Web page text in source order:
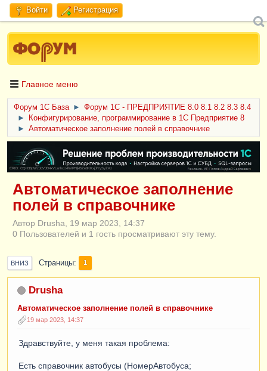
Войти Регистрация
Главное меню
Форум 1C База ►
Форум 1С - ПРЕДПРИЯТИЕ 8.0 8.1 8.2 8.3 8.4
►
Конфигурирование, программирование в 1С Предприятие 8
►
Автоматическое заполнение полей в справочнике
ERID: CQH36pWzJqVJD4xVLsnhcU4hVPNjkBZe8KKxjJiYySyZAz
Автоматическое заполнение
полей в справочнике
Автор Drusha, 19 мар 2023, 14:37
0 Пользователей и 1 гость просматривают эту тему.
ВНИЗ Страницы 1
Drusha
Автоматическое заполнение полей в справочнике
19 мар 2023, 14:37
Здравствуйте, у меня такая проблема:
Есть справочник автобусы (НомерАвтобуса;